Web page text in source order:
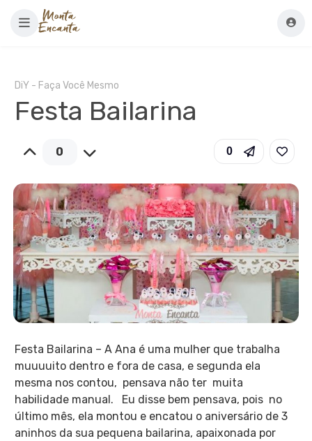
DiY - Faça Você Mesmo
Festa Bailarina
0 0
Festa Bailarina – A Ana é uma mulher que trabalha
muuuuito dentro e fora de casa, e segunda ela
mesma nos contou, pensava não ter muita
habilidade manual. Eu disse bem pensava, pois no
último mês, ela montou e encatou o aniversário de 3
aninhos da sua pequena bailarina, apaixonada por